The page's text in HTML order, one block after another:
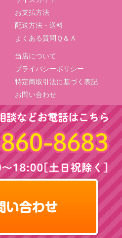
お支払方法
配送方法・送料
よくある質問Ｑ＆Ａ
当店について
プライバシーポリシー
特定商取引法に基づく表記
お問い合わせ